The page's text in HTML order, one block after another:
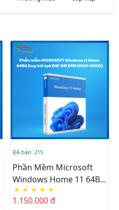
Đã bán: 215
Phần Mềm Microsoft
Windows Home 11 64Bit
Eng Intl 1pk DSP OEI
DVD (KW9-00632)
★ ★ ★ ★ ★
1.150.000 đ